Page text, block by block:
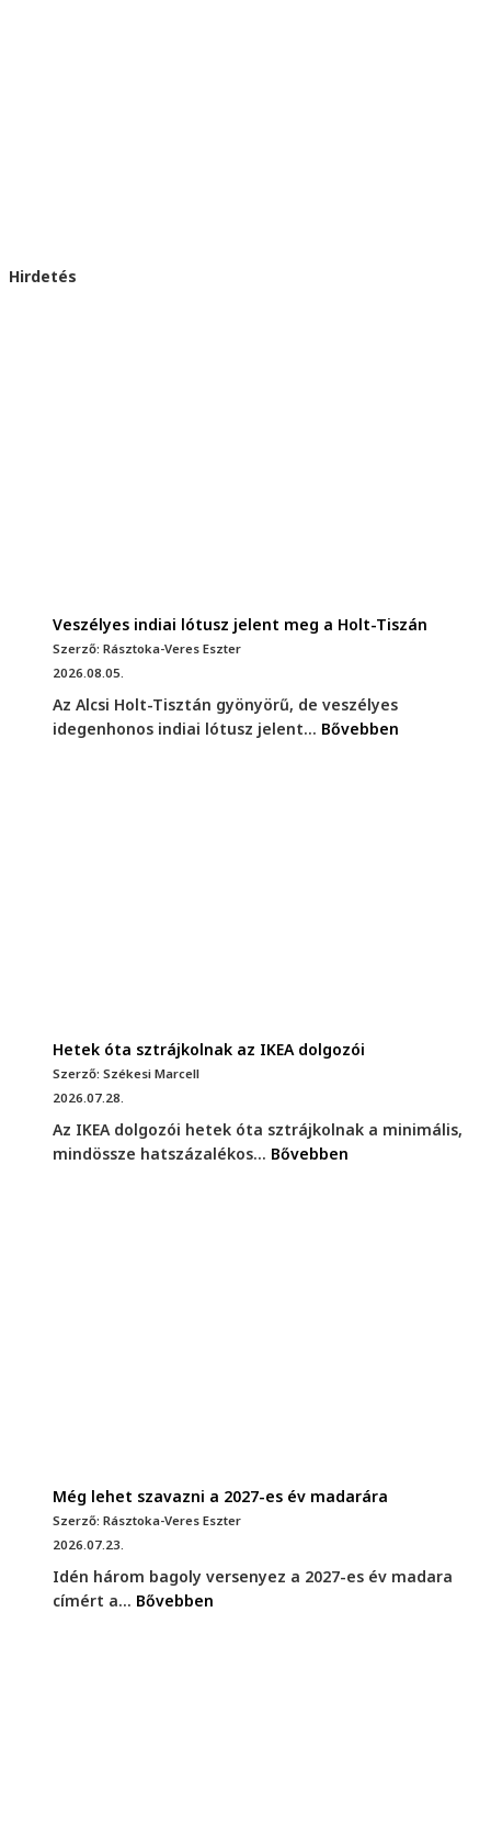
Hirdetés
Veszélyes indiai lótusz jelent meg a Holt-Tiszán
Szerző: Rásztoka-Veres Eszter
2026.08.05.
Az Alcsi Holt-Tisztán gyönyörű, de veszélyes
idegenhonos indiai lótusz jelent... Bővebben
Hetek óta sztrájkolnak az IKEA dolgozói
Szerző: Székesi Marcell
2026.07.28.
Az IKEA dolgozói hetek óta sztrájkolnak a minimális,
mindössze hatszázalékos... Bővebben
Még lehet szavazni a 2027-es év madarára
Szerző: Rásztoka-Veres Eszter
2026.07.23.
Idén három bagoly versenyez a 2027-es év madara
címért a... Bővebben